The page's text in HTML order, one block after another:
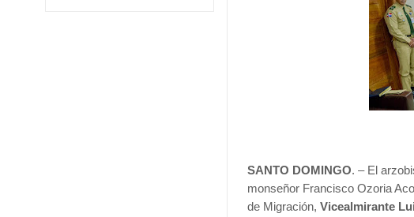
SANTO DOMINGO. – El
monseñor Francisco Ozoria
de Migración,Vicealmirante